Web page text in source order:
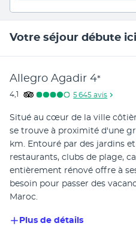
Votre séjour débute ici
Allegro Agadir 4*
4,1 5 645 avis
Situé au cœur de la ville
se trouve à proximité d'une
km. Entouré par des jardins
restaurants, clubs de plage,
entièrement rénové offre à
besoin pour passer des
Maroc.
Plus de détails